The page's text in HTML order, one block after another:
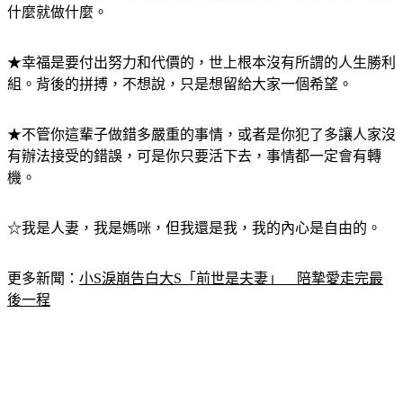
大不了就死，我覺得死後的世界是非常美的。隨心所欲，想做
★幸福是要付出努力和代價的，世上根本沒有所謂的人生勝利
★不管你這輩子做錯多嚴重的事情，或者是你犯了多讓人家沒
有辦法接受的錯誤，可是你只要活下去，事情都一定會有轉
更多新聞：